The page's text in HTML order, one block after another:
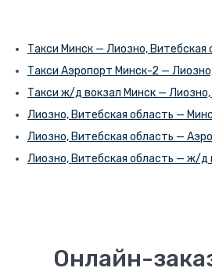
Такси Минск — Лиозно, Витебская
Такси Аэропорт Минск-2 —
Такси ж/д вокзал Минск —
Лиозно, Витебская область —
Лиозно, Витебская область —
Лиозно, Витебская область — ж/д
Онлайн-